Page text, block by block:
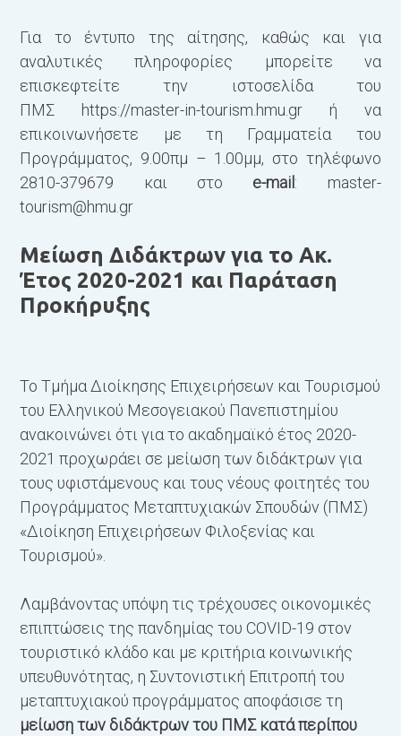
Για το έντυπο της αίτησης, καθώς και για
αναλυτικές πληροφορίες μπορείτε να
επισκεφτείτε την ιστοσελίδα του
ΠΜΣ https://master-in-tourism.hmu.gr ή να
επικοινωνήσετε με τη Γραμματεία του
Προγράμματος, 9.00πμ – 1.00μμ, στο τηλέφωνο
2810-379679 και στο e-mail : master-
tourism@hmu.gr
Μείωση Διδάκτρων για το Ακ.
Έτος 2020-2021 και Παράταση
Προκήρυξης
Το Τμήμα Διοίκησης Επιχειρήσεων και Τουρισμού
του Ελληνικού Μεσογειακού Πανεπιστημίου
ανακοινώνει ότι για το ακαδημαϊκό έτος 2020-
2021 προχωράει σε μείωση των διδάκτρων για
τους υφιστάμενους και τους νέους φοιτητές του
Προγράμματος Μεταπτυχιακών Σπουδών (ΠΜΣ)
«Διοίκηση Επιχειρήσεων Φιλοξενίας και
Τουρισμού».
Λαμβάνοντας υπόψη τις τρέχουσες οικονομικές
επιπτώσεις της πανδημίας του COVID-19 στον
τουριστικό κλάδο και με κριτήρια κοινωνικής
υπευθυνότητας, η Συντονιστική Επιτροπή του
μεταπτυχιακού προγράμματος αποφάσισε τη
μείωση των διδάκτρων του ΠΜΣ κατά περίπου